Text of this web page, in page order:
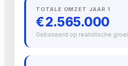
TOTALE OMZET JAAR 1
€ 2.565.000
Gebaseerd op realistische groei